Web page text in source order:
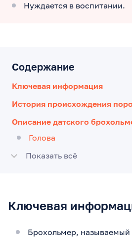
Нуждается в воспитании.
Содержание
Ключевая информация
История происхождения
Описание датского
Голова
Показать всё
Ключевая
Брохольмер, называемый